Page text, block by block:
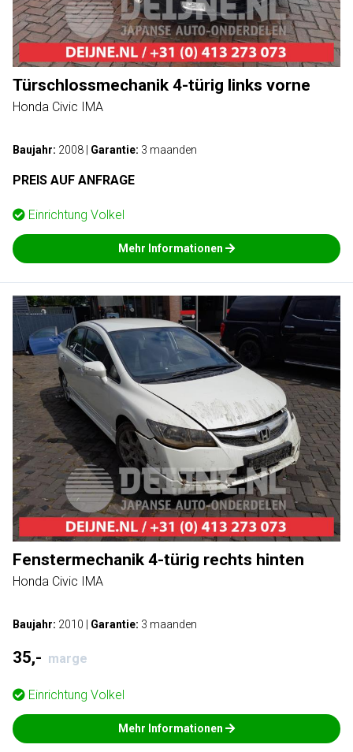
Türschlossmechanik 4-türig links vorne
Honda Civic IMA
Baujahr: 2008 Garantie: 3 maanden
PREIS AUF ANFRAGE
Einrichtung Volkel
Mehr Informationen
Fenstermechanik 4-türig rechts hinten
Honda Civic IMA
Baujahr: 2010 Garantie: 3 maanden
35,- marge
Einrichtung Volkel
Mehr Informationen